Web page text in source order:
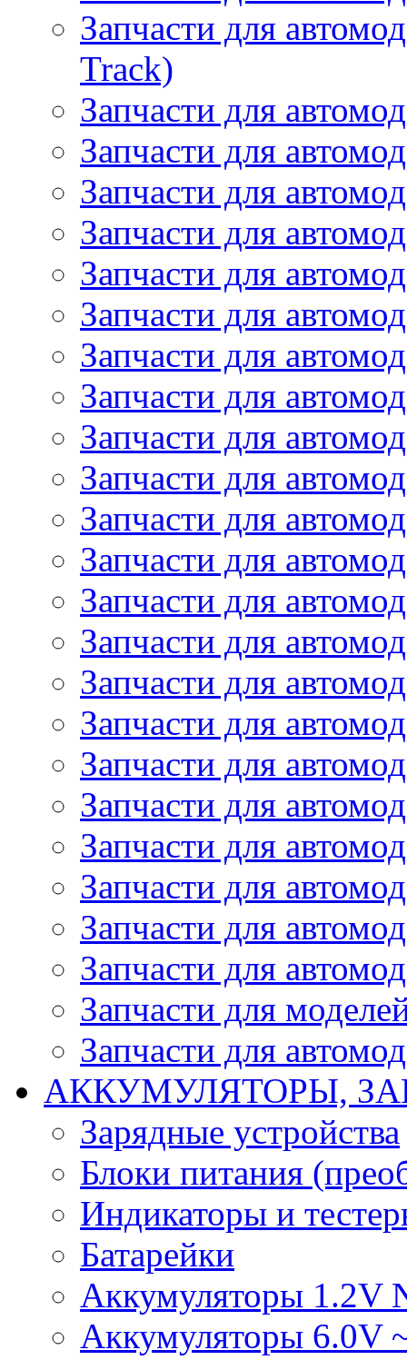
Запчасти для
Track)
Запчасти для
Запчасти для
Запчасти для
Запчасти для
Запчасти для
Запчасти для
Запчасти для
Запчасти для
Запчасти для
Запчасти для
Запчасти для
Запчасти для
Запчасти для
Запчасти для
Запчасти для
Запчасти для
Запчасти для
Запчасти для
Запчасти для
Запчасти для
Запчасти для
Запчасти для
Запчасти для
Запчасти для
АККУМУЛЯТОРЫ,
Зарядные устройства
Блоки питания
Индикаторы и
Батарейки
Аккумуляторы 1.2V
Аккумуляторы 6.0V